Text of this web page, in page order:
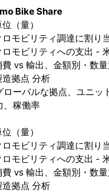
BikeShare
（量）
ロモビリティ調達に割り
ロモビリティへの支出 -
費 vs 輸出、金額別・数
造拠点 分析
ローバルな拠点、ユニッ
、稼働率
（量）
ロモビリティ調達に割り
ロモビリティへの支出 -
費 vs 輸出、金額別・数
造拠点 分析